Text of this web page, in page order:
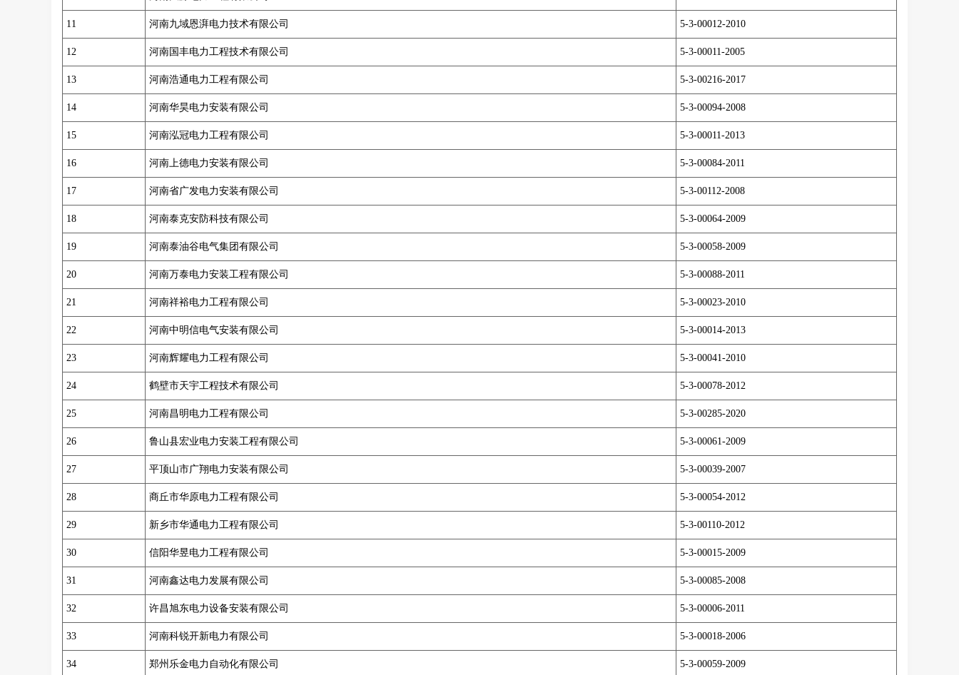
11 河南九域恩湃电力技术有限公司 5-3-00012-2010
12 河南国丰电力工程技术有限公司 5-3-00011-2005
13 河南浩通电力工程有限公司 5-3-00216-2017
14 河南华昊电力安装有限公司 5-3-00094-2008
15 河南泓冠电力工程有限公司 5-3-00011-2013
16 河南上德电力安装有限公司 5-3-00084-2011
17 河南省广发电力安装有限公司 5-3-00112-2008
18 河南泰克安防科技有限公司 5-3-00064-2009
19 河南泰油谷电气集团有限公司 5-3-00058-2009
20 河南万泰电力安装工程有限公司 5-3-00088-2011
21 河南祥裕电力工程有限公司 5-3-00023-2010
22 河南中明信电气安装有限公司 5-3-00014-2013
23 河南辉耀电力工程有限公司 5-3-00041-2010
24 鹤壁市天宇工程技术有限公司 5-3-00078-2012
25 河南昌明电力工程有限公司 5-3-00285-2020
26 鲁山县宏业电力安装工程有限公司 5-3-00061-2009
27 平顶山市广翔电力安装有限公司 5-3-00039-2007
28 商丘市华原电力工程有限公司 5-3-00054-2012
29 新乡市华通电力工程有限公司 5-3-00110-2012
30 信阳华昱电力工程有限公司 5-3-00015-2009
31 河南鑫达电力发展有限公司 5-3-00085-2008
32 许昌旭东电力设备安装有限公司 5-3-00006-2011
33 河南科锐开新电力有限公司 5-3-00018-2006
34 郑州乐金电力自动化有限公司 5-3-00059-2009